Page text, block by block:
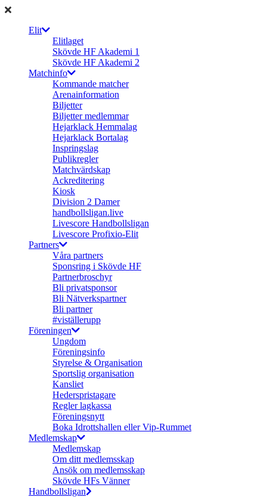
Elit
Elitlaget
Skövde HF Akademi 1
Skövde HF Akademi 2
Matchinfo
Kommande matcher
Arenainformation
Biljetter
Biljetter medlemmar
Hejarklack Hemmalag
Hejarklack Bortalag
Inspringslag
Publikregler
Matchvärdskap
Ackreditering
Kiosk
Division 2 Damer
handbollsligan.live
Livescore Handbollsligan
Livescore Profixio-Elit
Partners
Våra partners
Sponsring i Skövde HF
Partnerbroschyr
Bli privatsponsor
Bli Nätverkspartner
Bli partner
#viställerupp
Föreningen
Ungdom
Föreningsinfo
Styrelse & Organisation
Sportslig organisation
Kansliet
Hederspristagare
Regler lagkassa
Föreningsnytt
Boka Idrottshallen eller Vip-Rummet
Medlemskap
Medlemskap
Om ditt medlemsskap
Ansök om medlemsskap
Skövde HFs Vänner
Handbollsligan